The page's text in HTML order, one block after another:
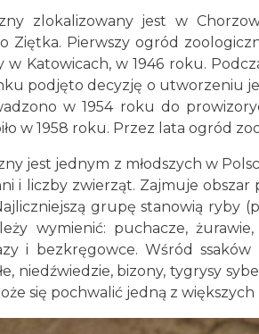
jest w
Ziętka. Pierwszy ogród
Katowicach, w 1946 roku.
podjęto decyzję o utworzeniu
w 1954 roku do
w 1958 roku. Przez lata ogród
jest jednym z młodszych w
i liczby zwierząt. Zajmuje obszar
grupę stanowią ryby
wymienić: puchacze,
i bezkręgowce. Wśród ssaków
niedźwiedzie, bizony, tygrysy
się pochwalić jedną z